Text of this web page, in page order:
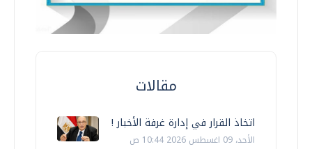
مقالات
اتخاذ القرار في إدارة غرفة الأخبار !
الأحد، 09 اغسطس 2026 10:44 ص